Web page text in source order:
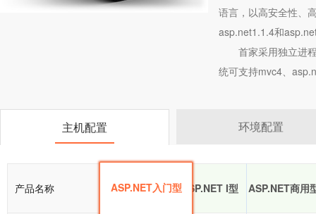
语言，以高安全性、
asp.net1.1.4和
首家采用独立进
统可支持mvc4、
主机配置 环境配置
产品名称 ASP.NET入门型 ASP.NET I型 ASP.NET商用
ASP.NET入门型